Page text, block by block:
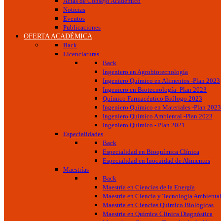
Noticias
Eventos
Publicaciones
OFERTA ACADÉMICA
Back
Licenciaturas
Back
Ingeniero en Agrobiotecnología
Ingeniero Químico en Alimentos -Plan 2023
Ingeniero en Biotecnología -Plan 2023
Químico Farmacéutico Biólogo 2023
Ingeniero Químico en Materiales -Plan 2023
Ingeniero Químico Ambiental -Plan 2023
Ingeniero Químico - Plan 2021
Especialidades
Back
Especialidad en Bioquímica Clínica
Especialidad en Inocuidad de Alimentos
Maestrías
Back
Maestría en Ciencias de la Energía
Maestría en Ciencia y Tecnología Ambiental
Maestría en Ciencias Químico Biológicas
Maestría en Química Clínica Diagnóstica